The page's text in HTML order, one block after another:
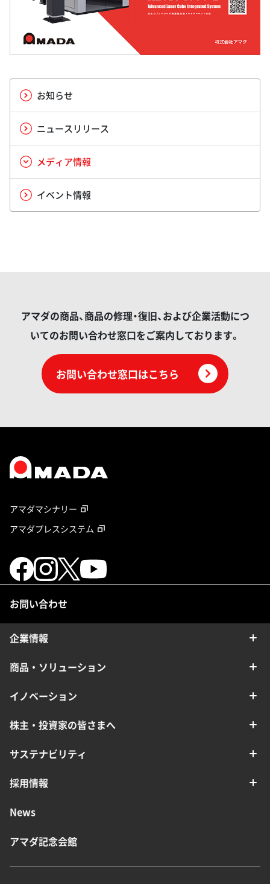
お知らせ
ニュースリリース
メディア情報
イベント情報
アマダの商品、商品の修理・復旧、および企業活動につ
いてのお問い合わせ窓口をご案内しております。
お問い合わせ窓口はこちら
アマダマシナリー
アマダプレスシステム
お問い合わせ
企業情報
商品・ソリューション
イノベーション
株主・投資家の皆さまへ
サステナビリティ
採用情報
News
アマダ記念会館